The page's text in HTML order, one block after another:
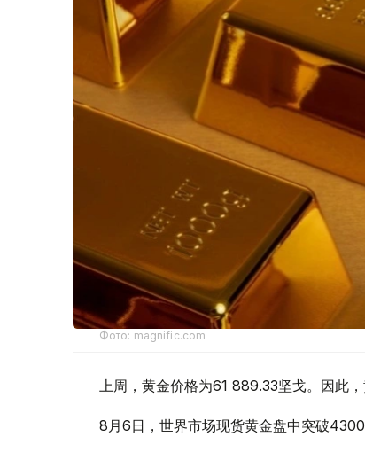
Фото: magnific.com
上周，黄金价格为61 889.33坚戈。因此
8月6日，世界市场现货黄金盘中突破